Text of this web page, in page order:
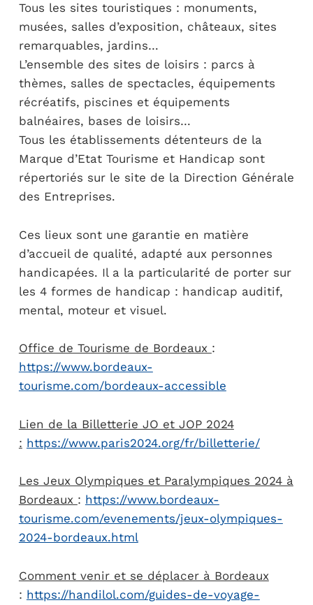
Tous les sites touristiques : monuments,
musées, salles d’exposition, châteaux, sites
remarquables, jardins…
L’ensemble des sites de loisirs : parcs à
thèmes, salles de spectacles, équipements
récréatifs, piscines et équipements
balnéaires, bases de loisirs…
Tous les établissements détenteurs de la
Marque d’Etat Tourisme et Handicap sont
répertoriés sur le site de la Direction Générale
des Entreprises.
Ces lieux sont une garantie en matière
d’accueil de qualité, adapté aux personnes
handicapées. Il a la particularité de porter sur
les 4 formes de handicap : handicap auditif,
mental, moteur et visuel.
Office de Tourisme de Bordeaux :
https://www.bordeaux-
tourisme.com/bordeaux-accessible
Lien de la Billetterie JO et JOP 2024
: https://www.paris2024.org/fr/billetterie/
Les Jeux Olympiques et Paralympiques 2024 à
Bordeaux : https://www.bordeaux-
tourisme.com/evenements/jeux-olympiques-
2024-bordeaux.html
Comment venir et se déplacer à Bordeaux
: https://handilol.com/guides-de-voyage-